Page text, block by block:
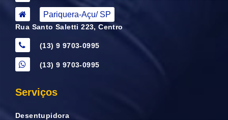
Pariquera-Açu/ SP
Rua Santo Saletti 223, Centro
(13) 9 9703-0995
(13) 9 9703-0995
Serviços
Desentupidora